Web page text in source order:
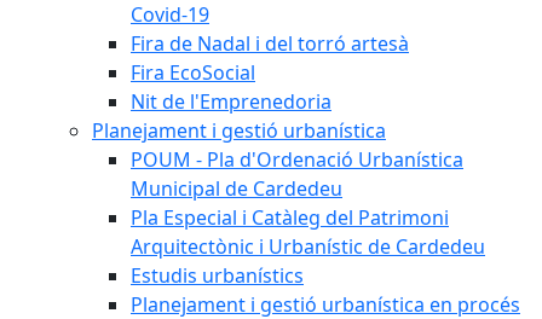
Covid-19
Fira de Nadal i del torró artesà
Fira EcoSocial
Nit de l'Emprenedoria
Planejament i gestió urbanística
POUM - Pla d'Ordenació Urbanística
Municipal de Cardedeu
Pla Especial i Catàleg del Patrimoni
Arquitectònic i Urbanístic de Cardedeu
Estudis urbanístics
Planejament i gestió urbanística en procés